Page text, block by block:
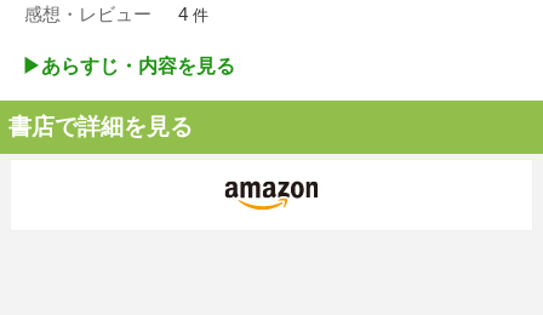
感想・レビュー 4 件
▶︎あらすじ・内容を見る
書店で詳細を見る